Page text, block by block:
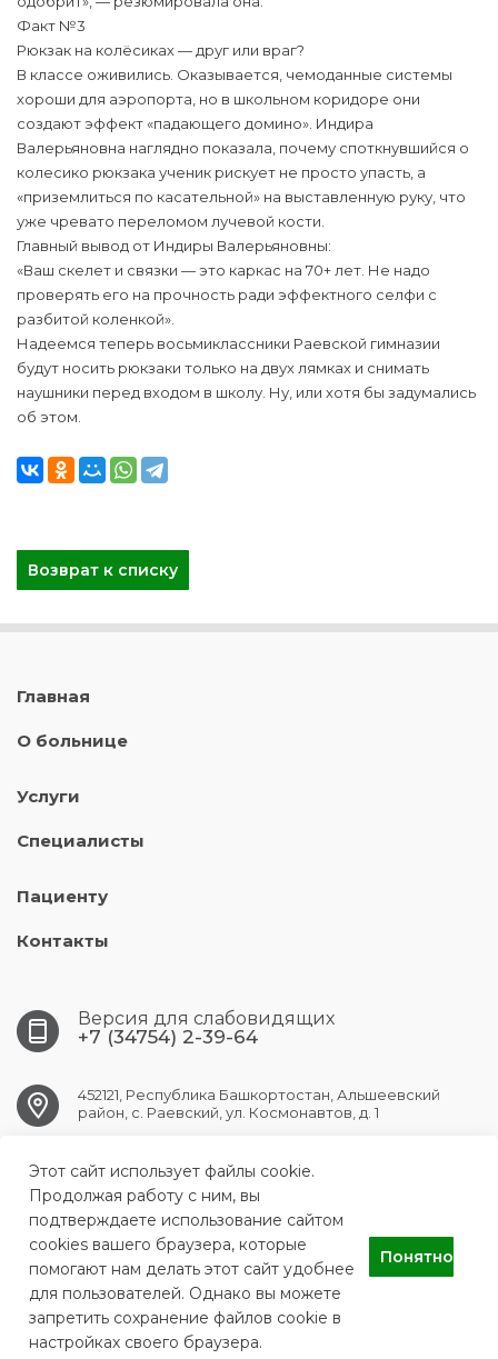
Факт №3
Рюкзак на колёсиках — друг или враг?
В классе оживились. Оказывается, чемоданные системы
хороши для аэропорта, но в школьном коридоре они
создают эффект «падающего домино». Индира
Валерьяновна наглядно показала, почему споткнувшийся о
колесико рюкзака ученик рискует не просто упасть, а
«приземлиться по касательной» на выставленную руку, что
уже чревато переломом лучевой кости.
Главный вывод от Индиры Валерьяновны:
«Ваш скелет и связки — это каркас на 70+ лет. Не надо
проверять его на прочность ради эффектного селфи с
разбитой коленкой».
Надеемся теперь восьмиклассники Раевской гимназии
будут носить рюкзаки только на двух лямках и снимать
наушники перед входом в школу. Ну, или хотя бы задумались
об этом.
Возврат к списку
Главная
О больнице
Услуги
Специалисты
Пациенту
Контакты
Версия для слабовидящих
+7 (34754) 2-39-64
452121, Республика Башкортостан, Альшеевский
район, с. Раевский, ул. Космонавтов, д. 1
RAEVSK.CRB@doctorrb.ru
ГБУЗ РБ Раевская ЦРБ
Этот сайт использует файлы cookie.
Продолжая работу с ним, вы
подтверждаете использование сайтом
cookies вашего браузера, которые
помогают нам делать этот сайт удобнее
для пользователей. Однако вы можете
запретить сохранение файлов cookie в
настройках своего браузера.
Понятно